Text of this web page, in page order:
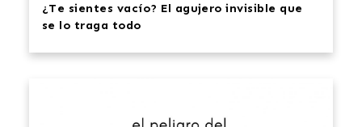
¿Te sientes vacío? El agujero invisible que
se lo traga todo